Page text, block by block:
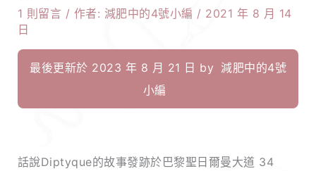
1 則留言 / 作者: 減肥中的4號小編 / 2021 年 8 月 14
日
最後更新於 2023 年 8 月 21 日 by 減肥中的4號
小編
話說Diptyque的故事發跡於巴黎聖日爾曼大道 34